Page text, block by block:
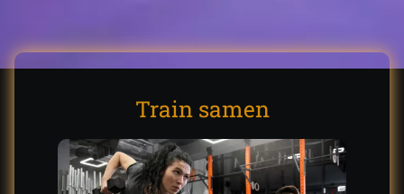
Train samen